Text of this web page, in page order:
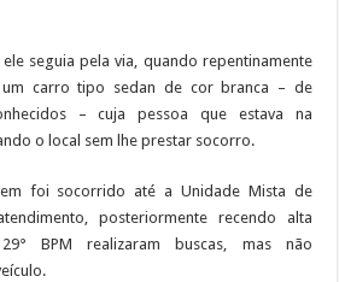
seguia pela via, quando repentinamente
carro tipo sedan de cor branca – de
– cuja pessoa que estava na
o local sem lhe prestar socorro.
foi socorrido até a Unidade Mista de
posteriormente recendo alta
BPM realizaram buscas, mas não